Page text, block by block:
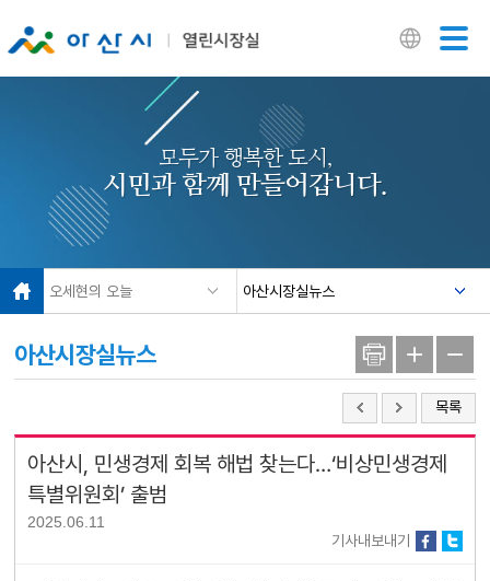
닫기
모두가 행복한 도시,
시민과 함께 만들어갑니다.
오세현의 오늘 아산시장실뉴스
아산시장실뉴스
목록
아산시, 민생경제 회복 해법 찾는다…‘비상민생경제
특별위원회’ 출범
2025.06.11
기사내보내기